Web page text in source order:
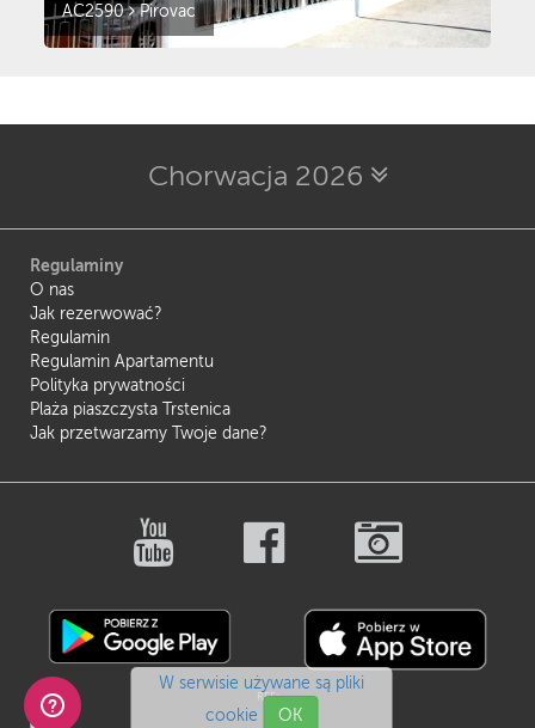
AC2590 Pirovac
W serwisie używane są pliki
cookie
OK
Chorwacja 2026
Regulaminy
O nas
Jak rezerwować?
Regulamin
Regulamin Apartamentu
Polityka prywatności
Plaża piaszczysta Trstenica
Jak przetwarzamy Twoje dane?
REF: